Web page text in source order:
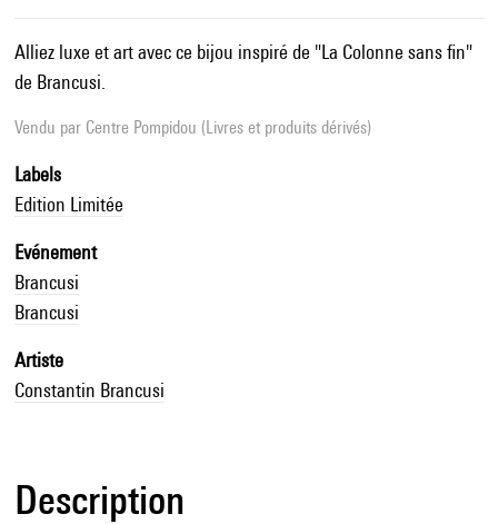
Alliez luxe et art avec ce bijou inspiré de "La Colonne sans fin"
de Brancusi.
Vendu par Centre Pompidou (Livres et produits dérivés)
Labels
Edition Limitée
Evénement
Brancusi
Brancusi
Artiste
Constantin Brancusi
Description